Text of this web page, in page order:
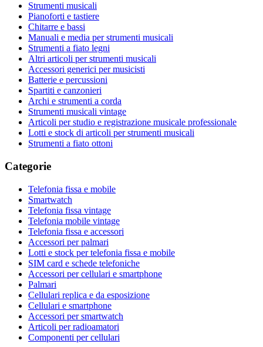
Strumenti musicali
Pianoforti e tastiere
Chitarre e bassi
Manuali e media per strumenti musicali
Strumenti a fiato legni
Altri articoli per strumenti musicali
Accessori generici per musicisti
Batterie e percussioni
Spartiti e canzonieri
Archi e strumenti a corda
Strumenti musicali vintage
Articoli per studio e registrazione musicale professionale
Lotti e stock di articoli per strumenti musicali
Strumenti a fiato ottoni
Categorie
Telefonia fissa e mobile
Smartwatch
Telefonia fissa vintage
Telefonia mobile vintage
Telefonia fissa e accessori
Accessori per palmari
Lotti e stock per telefonia fissa e mobile
SIM card e schede telefoniche
Accessori per cellulari e smartphone
Palmari
Cellulari replica e da esposizione
Cellulari e smartphone
Accessori per smartwatch
Articoli per radioamatori
Componenti per cellulari